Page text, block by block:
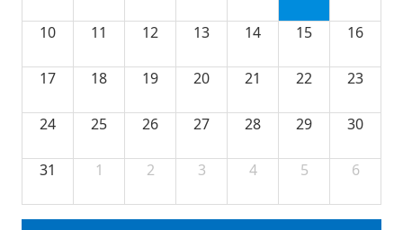
10 11 12 13 14 15 16
17 18 19 20 21 22 23
24 25 26 27 28 29 30
31 1 2 3 4 5 6